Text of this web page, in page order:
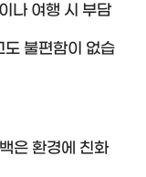
나 여행 시 부담
도 불편함이 없습
은 환경에 친화